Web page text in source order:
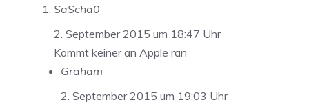
SaScha0
2. September 2015 um 18:47 Uhr
Kommt keiner an Apple ran
Graham
2. September 2015 um 19:03 Uhr